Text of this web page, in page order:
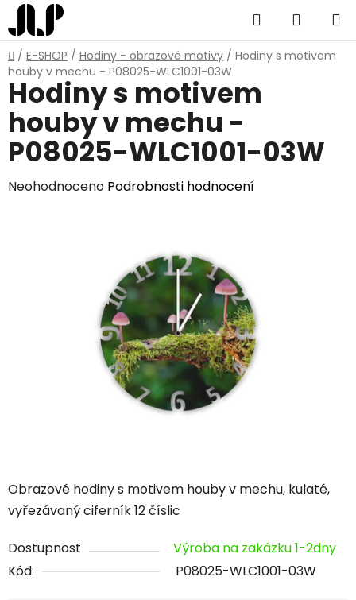
Přejít
na
obsah
Hledat
KOŠÍK
Domů
/ E-SHOP / Hodiny - obrazové motivy / Hodiny s motivem
houby v mechu - P08025-WLC1001-03W
Obrazové hodiny s motivem houby v mechu, kulaté,
vyřezávaný ciferník 12 číslic
Dostupnost
Výroba na zakázku 1-2dny
Kód:
P08025-WLC1001-03W
Hodiny s motivem
houby v mechu -
P08025-WLC1001-03W
Průměrné
Neohodnoceno Podrobnosti hodnocení